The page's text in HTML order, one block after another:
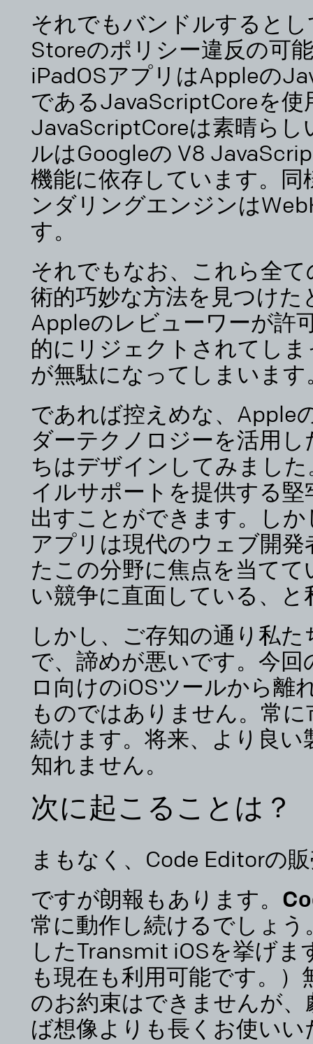
それでもバンドルすると
Storeのポリシー違反の可
iPadOSアプリはAppleの
であるJavaScriptCoreを
JavaScriptCoreは素晴ら
ルはGoogleの V8
機能に依存しています。
ンダリングエンジンは
す。
それでもなお、これら全
術的巧妙な方法を見つけ
Appleのレビューワーが許
的にリジェクトされてし
が無駄になってしまいます
であれば控えめな、Apple
ダーテクノロジーを活用
ちはデザインしてみまし
イルサポートを提供する
出すことができます。し
アプリは現代のウェブ開
たこの分野に焦点を当て
い競争に直面している、
しかし、ご存知の通り私
で、諦めが悪いです。今
ロ向けのiOSツールから離
ものではありません。常
続けます。将来、より良
知れません。
次に起こることは？
まもなく、Code Editorの
ですが朗報もあります。
常に動作し続けるでしょう
したTransmit iOSを挙げ
も現在も利用可能です。
のお約束はできませんが
ば想像よりも長くお使い